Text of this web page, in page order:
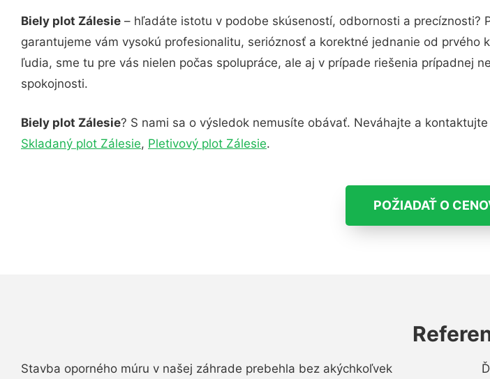
Biely plot Zálesie – hľadáte istotu v podobe skúseností, odbornosti a precíznosti?
garantujeme vám vysokú profesionalitu, serióznosť a korektné jednanie od
ľudia, sme tu pre vás nielen počas spolupráce, ale aj v prípade riešenia prípadnej
spokojnosti.
Biely plot Zálesie? S nami sa o výsledok nemusíte obávať. Neváhajte a
Skladaný plot Zálesie, Pletivový plot Zálesie.
POŽIADAŤ O
Stavba oporného múru v našej záhrade prebehla bez akýchkoľvek